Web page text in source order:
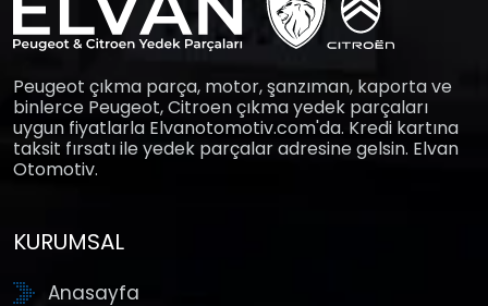
Peugeot çıkma parça, motor, şanzıman, kaporta ve
binlerce Peugeot, Citroen çıkma yedek parçaları
uygun fiyatlarla Elvanotomotiv.com'da. Kredi kartına
taksit fırsatı ile yedek parçalar adresine gelsin. Elvan
Otomotiv.
KURUMSAL
Anasayfa